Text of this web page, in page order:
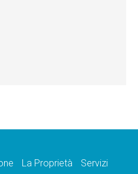
La Proprietà
Servizi